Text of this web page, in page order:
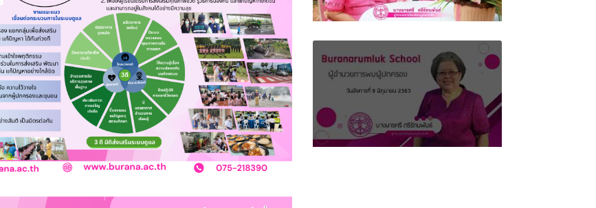
ผู้อำนวยการโรงเรียนบูรณะรำลึก พบผู้ปกครอง
ครั้งที่ 2 (ฝ่ายส่งเสริมระเบียบวินัย)